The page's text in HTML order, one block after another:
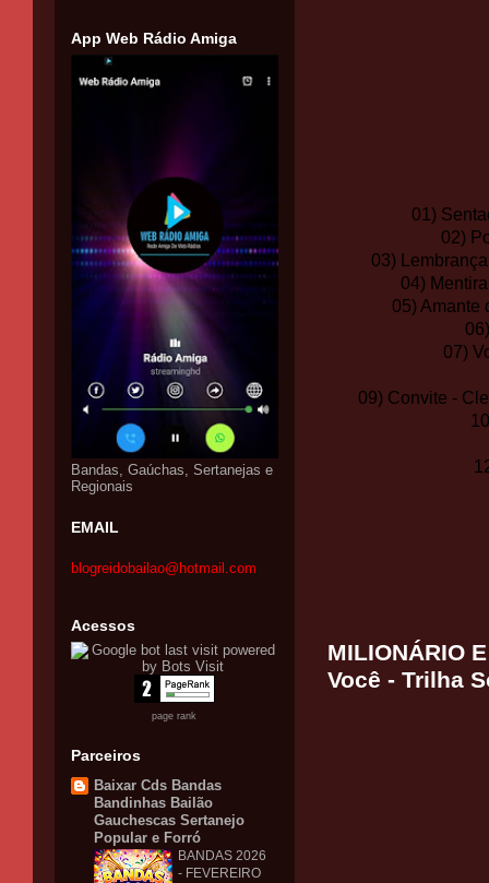
01)
02)
03)
04)
05) Amante
07)
09) Convite -
MILIONÁRIO
Você - Trilha
App Web Rádio Amiga
Bandas, Gaúchas, Sertanejas e
Regionais
EMAIL
blogreidobailao@hotmail.com
Acessos
page rank
Parceiros
Baixar Cds Bandas
Bandinhas Bailão
Gauchescas Sertanejo
Popular e Forró
BANDAS 2026
- FEVEREIRO